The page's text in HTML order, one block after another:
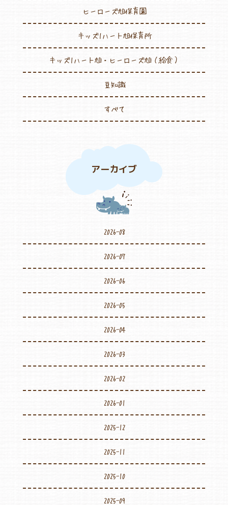
ヒーローズ旭保育園
キッズ1ハート旭保育所
キッズ1ハート旭・ヒーローズ旭（給食）
豆知識
すべて
アーカイブ
2026-08
2026-07
2026-06
2026-05
2026-04
2026-03
2026-02
2026-01
2025-12
2025-11
2025-10
2025-09